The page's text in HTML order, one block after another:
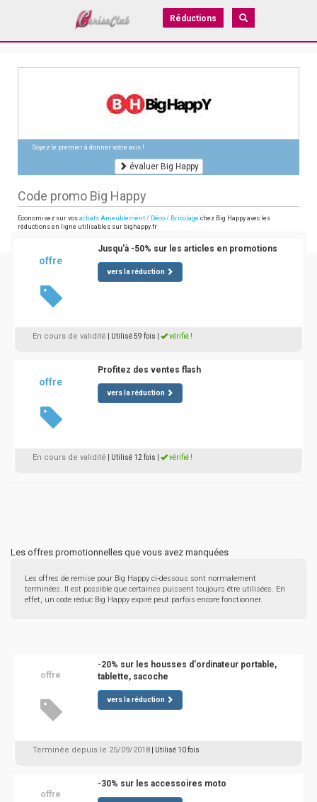
Réductions
Soyez le premier à donner votre avis !
évaluer Big Happy
Code promo Big Happy
Economisez sur vos achats Ameublement / Déco / Bricolage chez Big Happy avec les
réductions en ligne utilisables sur bighappy.fr
offre
Jusqu'à -50% sur les articles en promotions
vers la réduction
En cours de validité | Utilisé 59 fois vérifié !
offre
Profitez des ventes flash
vers la réduction
En cours de validité | Utilisé 12 fois vérifié !
Les offres promotionnelles que vous avez manquées
Les offres de remise pour Big Happy ci-dessous sont normalement
terminées. Il est possible que certaines puissent toujours être utilisées. En
effet, un code réduc Big Happy expiré peut parfois encore fonctionner.
offre
-20% sur les housses d'ordinateur portable,
tablette, sacoche
vers la réduction
Terminée depuis le 25/09/2018 | Utilisé 10 fois
offre
-30% sur les accessoires moto